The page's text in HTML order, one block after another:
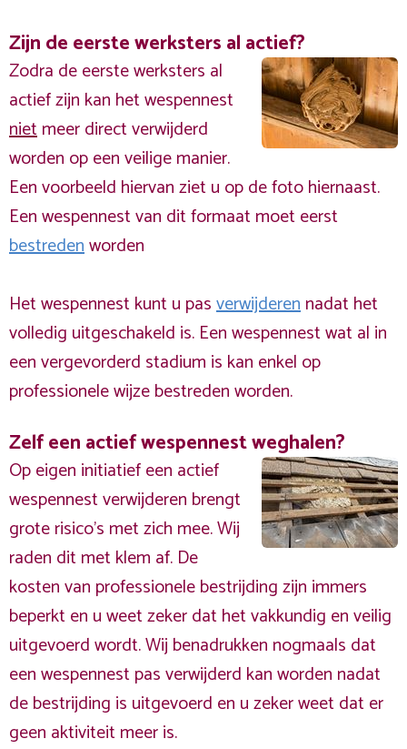
Zijn de eerste werksters al actief?
Zodra de eerste werksters al
actief zijn kan het wespennest
nietmeer direct verwijderd
worden op een veilige manier.
Een voorbeeld hiervan ziet u op de foto hiernaast.
Een wespennest van dit formaat moet eerst
bestredenworden
Het wespennest kunt u pasverwijderennadat het
volledig uitgeschakeld is. Een wespennest wat al in
een vergevorderd stadium is kan enkel op
professionele wijze bestreden worden.
Zelf een actief wespennest weghalen?
Op eigen initiatief een actief
wespennest verwijderen brengt
grote risico’s met zich mee. Wij
raden dit met klem af. De
kosten van professionele bestrijding zijn immers
beperkt en u weet zeker dat het vakkundig en veilig
uitgevoerd wordt. Wij benadrukken nogmaals dat
een wespennest pas verwijderd kan worden nadat
de bestrijding is uitgevoerd en u zeker weet dat er
geen aktiviteit meer is.